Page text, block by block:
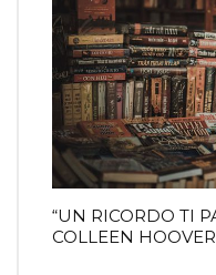
“UN RICORDO TI
COLLEEN